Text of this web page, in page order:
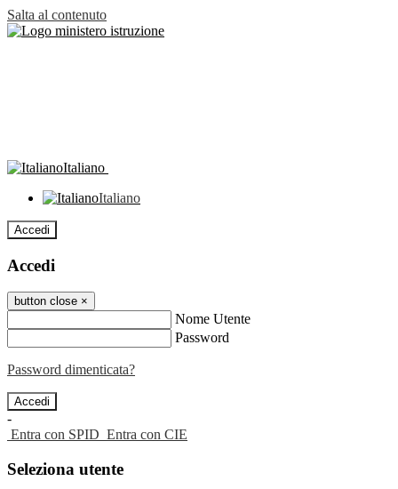
Salta al contenuto
Italiano
Italiano
Accedi
Accedi
button close ×
Nome Utente
Password
Password dimenticata?
-
Entra con SPID Entra con CIE
Seleziona utente